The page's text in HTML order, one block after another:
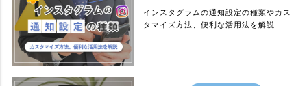
インスタグラムの通知設定の種類やカス
タマイズ方法、便利な活用法を解説